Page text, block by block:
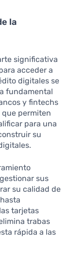
la
significativa
acceder a
digitales se
fundamental
y fintechs
permiten
para una
su
sus
su calidad de
tarjetas
trabas
rápida a las